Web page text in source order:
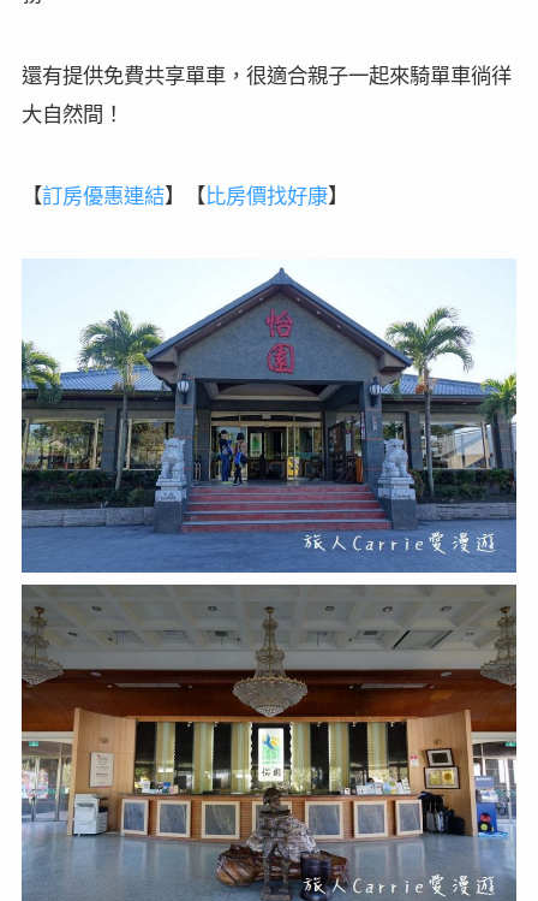
還有提供免費共享單車，很適合親子一起來騎單車徜徉
大自然間！
【訂房優惠連結】 【比房價找好康】